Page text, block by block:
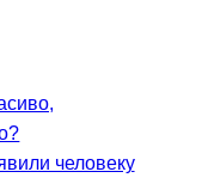
человеку